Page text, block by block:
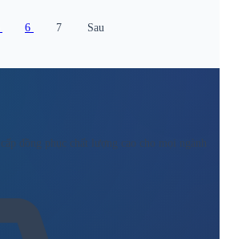
6 7 Sau
đồng phục chất lượng cao cho mọi ngành